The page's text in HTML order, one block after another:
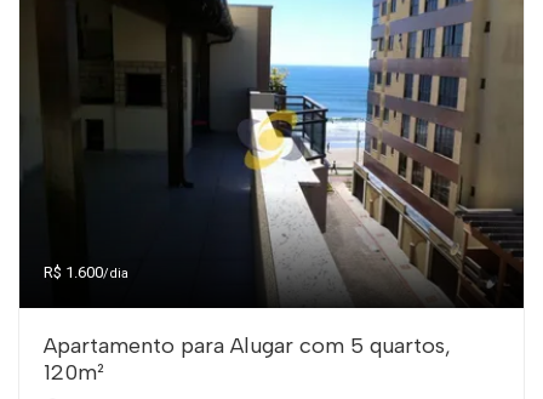
R$ 1.600/dia
Apartamento para Alugar com 5 quartos,
120m²